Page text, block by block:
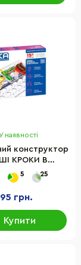
наявності
конструктор
КРОКИ В
DOKA
А, 15 схем,
світло
5 25
грн.
Купити